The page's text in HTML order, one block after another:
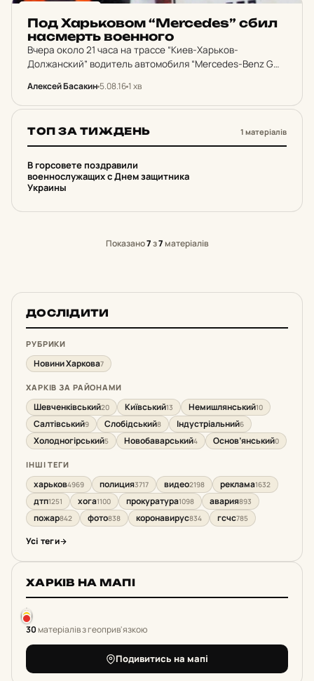
Под Харь­ко­вом “Mercedes” сбил
нас­мерть во­ен­но­го
Вчера около 21 часа на трассе “Киев-Харьков-
Должанский” водитель автомобиля “Mercedes-Benz G
армии. Пострадавший от полученных травм скончался
на месте, сам водитель был доставлен в местную…
Алексей Басакин5.08.161 хв
ТОП ЗА ТИЖДЕНЬ 1 матеріалів
1
В горсовете поздравили
военнослужащих с Днем защитника
Украины
Показано7з7матеріалів
ДОСЛІДИТИ
РУБРИКИ
Новини Харкова7
ХАРКІВ ЗА РАЙОНАМИ
Шевченківський20 Київський13 Немишлянський10
Салтівський9 Слобідський8 Індустріальний6
Холодногірський5 Новобаварський4 Основ’янський0
ІНШІ ТЕГИ
харьков4969 полиция3717 видео2198 реклама1632
дтп1251 хога1100 прокуратура1098 авария893
пожар842 фото838 коронавирус834 гсчс785
Усі теги
ХАРКІВ НА МАПІ
30матеріалів з геоприв'язкою
Подивитись на мапі